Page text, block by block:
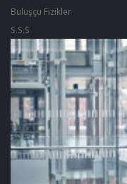
Buluşçu Fizikler
S.S.S